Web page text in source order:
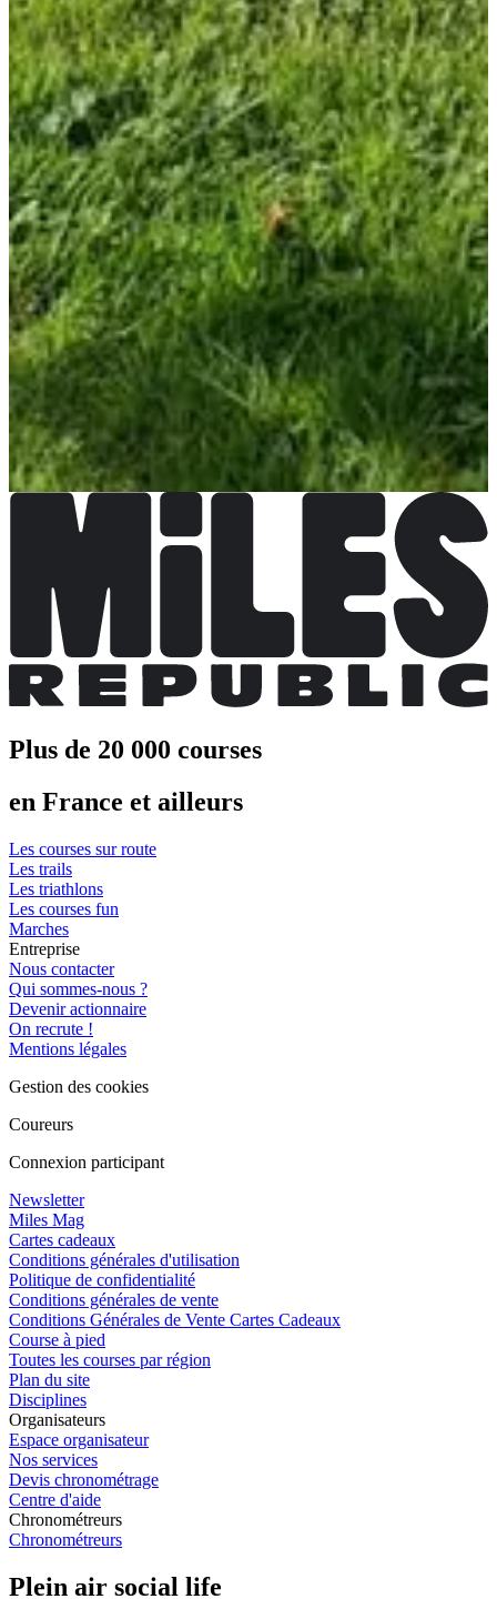
Dates d'inscription
Pas encore communiquées
Plus d'info
Plus d'info
Organisateur
APEL école l'Ange Gardien
Choisir une Course
Trail 11 km
Plus d'info
Plus d'info
Trail 22 km
Plus d'info
Plus d'info
Trail 5 km
Plus d'info
Plus d'info
Plus de 20 000 courses
en France et ailleurs
Les courses sur route
Les trails
Les triathlons
Les courses fun
Marches
Entreprise
Nous contacter
Qui sommes-nous ?
Devenir actionnaire
On recrute !
Mentions légales
Gestion des cookies
Coureurs
Connexion participant
Newsletter
Miles Mag
Cartes cadeaux
Conditions générales d'utilisation
Politique de confidentialité
Conditions générales de vente
Conditions Générales de Vente Cartes Cadeaux
Course à pied
Toutes les courses par région
Plan du site
Disciplines
Organisateurs
Espace organisateur
Nos services
Devis chronométrage
Centre d'aide
Chronométreurs
Chronométreurs
Plein air social life